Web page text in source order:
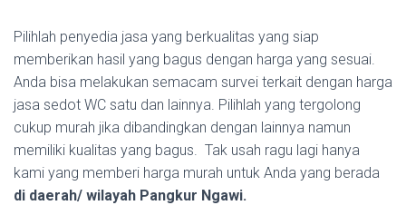
Pilihlah penyedia jasa yang berkualitas yang siap
memberikan hasil yang bagus dengan harga yang sesuai.
Anda bisa melakukan semacam survei terkait dengan harga
jasa sedot WC satu dan lainnya. Pilihlah yang tergolong
cukup murah jika dibandingkan dengan lainnya namun
memiliki kualitas yang bagus. Tak usah ragu lagi hanya
kami yang memberi harga murah untuk Anda yang berada
di daerah/ wilayah Pangkur Ngawi.